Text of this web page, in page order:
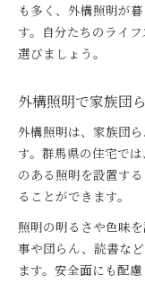
も多く、外構照明が
す。自分たちのライ
選びましょう。
外構照明で家族団
外構照明は、家族団
す。群馬県の住宅で
のある照明を設置す
ることができます。
照明の明るさや色味
事や団らん、読書な
ます。安全面にも配